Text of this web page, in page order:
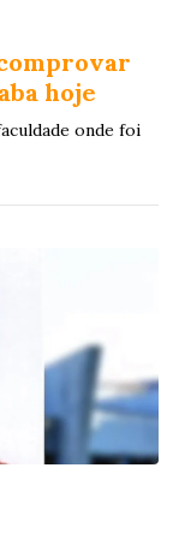
hoje
onde foi